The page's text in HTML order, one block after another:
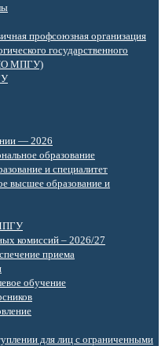
профсоюзная организация
государственного
МПГУ)
— 2026
образование
и специалитет
высшее образование и
комиссий – 2026/27
приема
обучение
для лиц с ограниченными